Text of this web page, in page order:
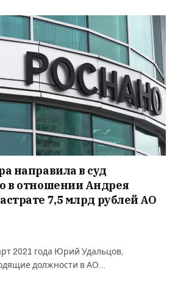
направила в суд
в отношении Андрея
7,5 млрд рублей АО
2021 года Юрий Удальцов,
должности в АО…